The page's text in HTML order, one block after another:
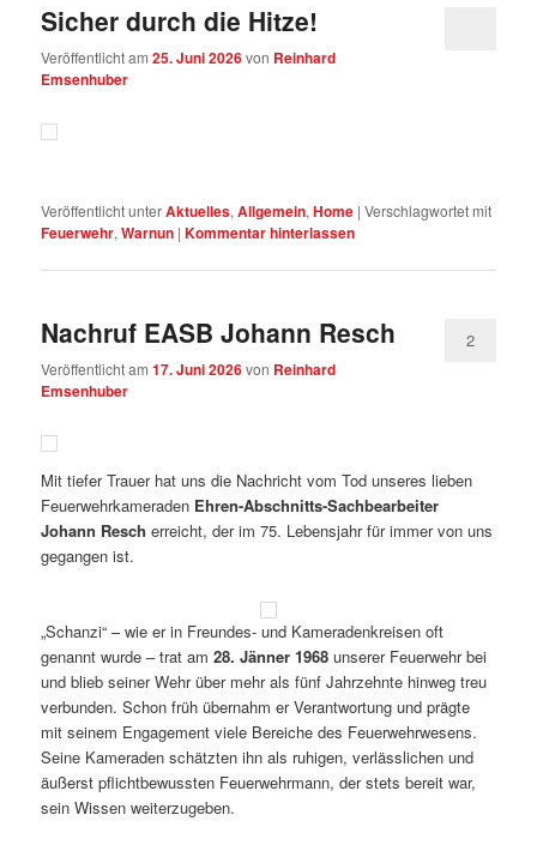
Sicher durch die Hitze!
Veröffentlicht am25. Juni 2026von Reinhard
Emsenhuber
Veröffentlicht unterAktuelles,Allgemein,Home |Verschlagwortet mit
Feuerwehr,Warnun |Kommentar hinterlassen
Nachruf EASB Johann Resch
Veröffentlicht am17. Juni 2026von Reinhard
Emsenhuber
2
Mit tiefer Trauer hat uns die Nachricht vom Tod unseres lieben
Feuerwehrkameraden Ehren-Abschnitts-Sachbearbeiter
Johann Resch erreicht, der im 75. Lebensjahr für immer von uns
gegangen ist.
„Schanzi“ – wie er in Freundes- und Kameradenkreisen oft
genannt wurde – trat am28. Jänner 1968 unserer Feuerwehr bei
und blieb seiner Wehr über mehr als fünf Jahrzehnte hinweg treu
verbunden. Schon früh übernahm er Verantwortung und prägte
mit seinem Engagement viele Bereiche des Feuerwehrwesens.
Seine Kameraden schätzten ihn als ruhigen, verlässlichen und
äußerst pflichtbewussten Feuerwehrmann, der stets bereit war,
sein Wissen weiterzugeben.